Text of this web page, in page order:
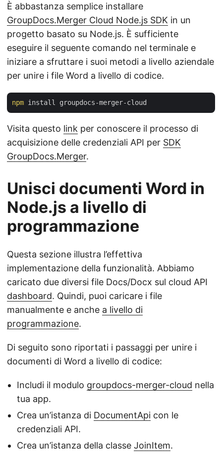
È abbastanza semplice installare
GroupDocs.Merger Cloud Node.js SDK in un
progetto basato su Node.js. È sufficiente
eseguire il seguente comando nel terminale e
iniziare a sfruttare i suoi metodi a livello aziendale
per unire i file Word a livello di codice.
npm
Visita questo link per conoscere il processo di
acquisizione delle credenziali API per SDK
GroupDocs.Merger.
Unisci documenti Word in
Node.js a livello di
programmazione
Questa sezione illustra l’effettiva
implementazione della funzionalità. Abbiamo
caricato due diversi file Docs/Docx sul cloud API
dashboard. Quindi, puoi caricare i file
manualmente e anche a livello di
programmazione.
Di seguito sono riportati i passaggi per unire i
documenti di Word a livello di codice:
Includi il modulo groupdocs-merger-cloud nella
tua app.
Crea un’istanza di DocumentApi con le
credenziali API.
Crea un’istanza della classe JoinItem.